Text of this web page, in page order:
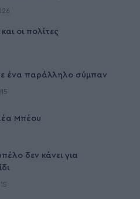
οι πολίτες
ένα παράλληλο σύμπαν
Μπέου
δεν κάνει για